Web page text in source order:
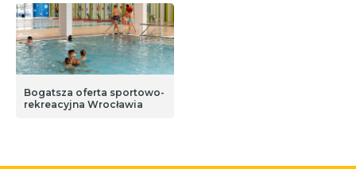
Bogatsza oferta sportowo-
rekreacyjna Wrocławia